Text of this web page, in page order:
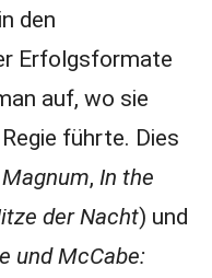
den
Erfolgsformate
auf, wo sie
führte. Dies
Magnum, In the
der Nacht) und
und McCabe: